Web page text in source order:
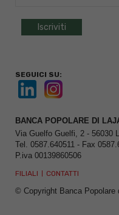
SEGUICI SU:
BANCA POPOLARE DI
Via Guelfo Guelfi, 2 - 56030
Tel. 0587.640511 - Fax
P.iva 00139860506
FILIALI CONTATTI
© Copyright Banca Popolare